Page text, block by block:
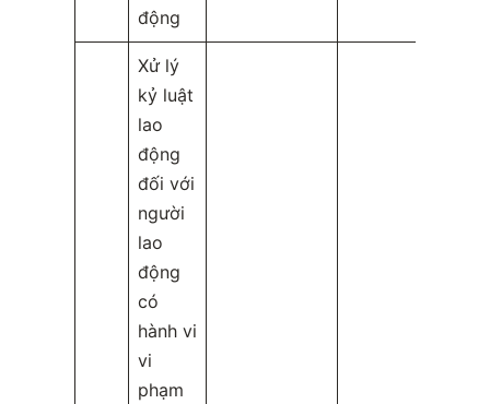
động
Xử lý
kỷ luật
lao
động
đối với
người
lao
động
có
hành vi
vi
phạm